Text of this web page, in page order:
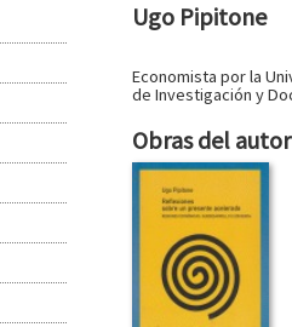
Ugo Pipitone
Economista por la
de Investigación y
Obras del autor